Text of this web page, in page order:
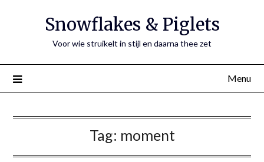
Snowflakes & Piglets
Voor wie struikelt in stijl en daarna thee zet
Menu
Tag: moment